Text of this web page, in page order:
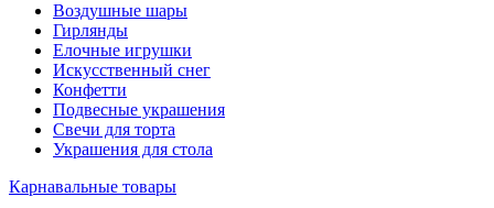
Воздушные шары
Гирлянды
Елочные игрушки
Искусственный снег
Конфетти
Подвесные украшения
Свечи для торта
Украшения для стола
Карнавальные товары